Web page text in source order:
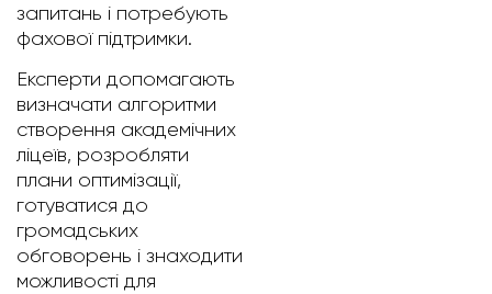
запитань і потребують
фахової підтримки.
Експерти допомагають
визначати алгоритми
створення академічних
ліцеїв, розробляти
плани оптимізації,
готуватися до
громадських
обговорень і знаходити
можливості для